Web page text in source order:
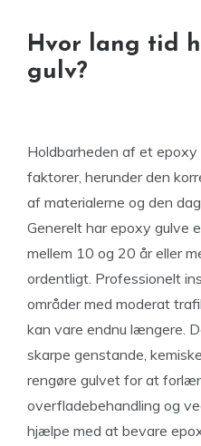
Hvor lang tid
gulv?
Holdbarheden af et
faktorer, herunder den
af materialerne og den
Generelt har epoxy gulve
mellem 10 og 20 år eller
ordentligt. Professionelt
områder med moderat
kan vare endnu længere.
skarpe genstande,
rengøre gulvet for at
overfladebehandling og
hjælpe med at bevare